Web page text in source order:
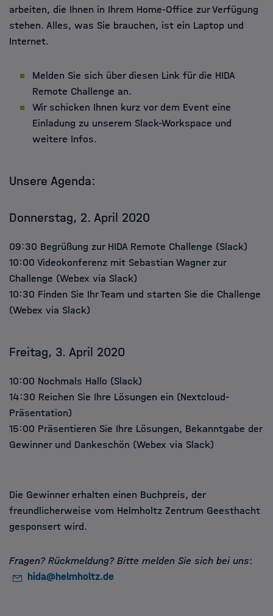
arbeiten, die Ihnen in Ihrem Home-Office zur Verfügung
stehen. Alles, was Sie brauchen, ist ein Laptop und
Internet.
Melden Sie sich über diesen Link für die HIDA
Remote Challenge an.
Wir schicken Ihnen kurz vor dem Event eine
Einladung zu unserem Slack-Workspace und
weitere Infos.
Unsere Agenda:
Donnerstag, 2. April 2020
09:30 Begrüßung zur HIDA Remote Challenge (Slack)
10:00 Videokonferenz mit Sebastian Wagner zur
Challenge (Webex via Slack)
10:30 Finden Sie Ihr Team und starten Sie die Challenge
(Webex via Slack)
Freitag, 3. April 2020
10:00 Nochmals Hallo (Slack)
14:30 Reichen Sie Ihre Lösungen ein (Nextcloud-
Präsentation)
15:00 Präsentieren Sie Ihre Lösungen, Bekanntgabe der
Gewinner und Dankeschön (Webex via Slack)
Die Gewinner erhalten einen Buchpreis, der
freundlicherweise vom Helmholtz Zentrum Geesthacht
gesponsert wird.
Fragen? Rückmeldung? Bitte melden Sie sich bei uns:
hida@helmholtz.de